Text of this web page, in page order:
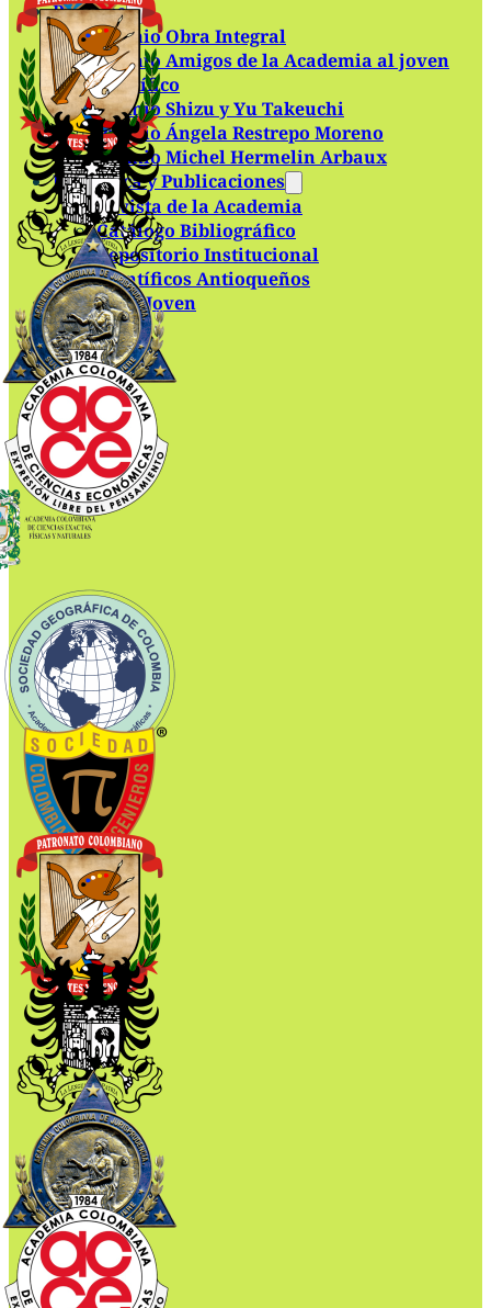
Premios
Premio Obra Integral
Premio Amigos de la Academia al joven
científico
Premio Shizu y Yu Takeuchi
Premio Ángela Restrepo Moreno
Premio Michel Hermelin Arbaux
Biblioteca y Publicaciones
Revista de la Academia
Catálogo Bibliográfico
Repositorio Institucional
Científicos Antioqueños
Academia Joven
Contacto